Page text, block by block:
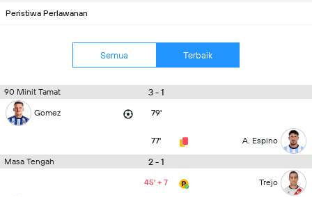
Peristiwa Perlawanan
Semua Terbaik
90 Minit Tamat 3 - 1
Gomez 79'
77' A. Espino
Masa Tengah 2 - 1
45' + 7 Trejo